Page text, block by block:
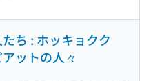
ち : ホッキョクク
ットの人々